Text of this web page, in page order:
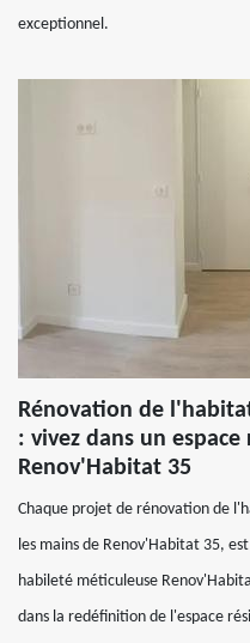
exceptionnel.
Rénovation de
: vivez dans un
Renov'Habitat 35
Chaque projet de rénovation de
les mains de Renov'Habitat 35,
habileté méticuleuse
dans la redéfinition de l'espace